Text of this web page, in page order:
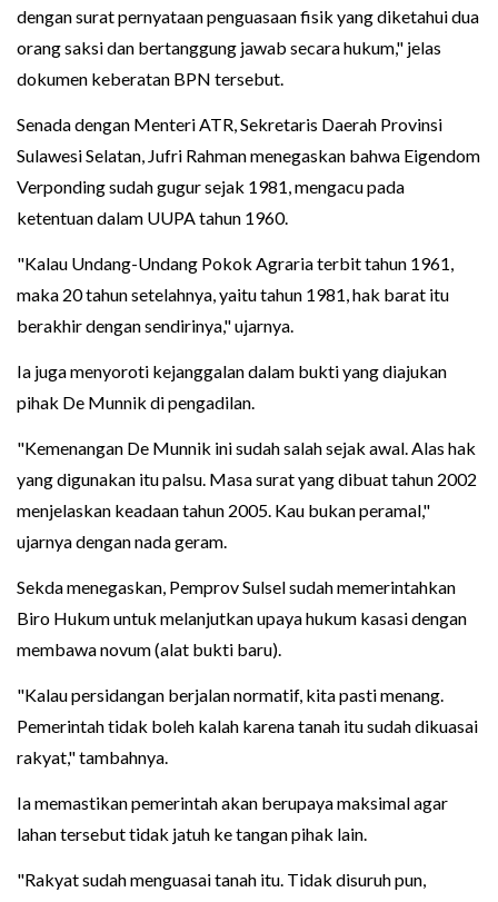
dengan surat pernyataan penguasaan fisik yang diketahui dua
orang saksi dan bertanggung jawab secara hukum," jelas
dokumen keberatan BPN tersebut.
Senada dengan Menteri ATR, Sekretaris Daerah Provinsi
Sulawesi Selatan, Jufri Rahman menegaskan bahwa Eigendom
Verponding sudah gugur sejak 1981, mengacu pada
ketentuan dalam UUPA tahun 1960.
"Kalau Undang-Undang Pokok Agraria terbit tahun 1961,
maka 20 tahun setelahnya, yaitu tahun 1981, hak barat itu
berakhir dengan sendirinya," ujarnya.
Ia juga menyoroti kejanggalan dalam bukti yang diajukan
pihak De Munnik di pengadilan.
"Kemenangan De Munnik ini sudah salah sejak awal. Alas hak
yang digunakan itu palsu. Masa surat yang dibuat tahun 2002
menjelaskan keadaan tahun 2005. Kau bukan peramal,"
ujarnya dengan nada geram.
Sekda menegaskan, Pemprov Sulsel sudah memerintahkan
Biro Hukum untuk melanjutkan upaya hukum kasasi dengan
membawa novum (alat bukti baru).
"Kalau persidangan berjalan normatif, kita pasti menang.
Pemerintah tidak boleh kalah karena tanah itu sudah dikuasai
rakyat," tambahnya.
Ia memastikan pemerintah akan berupaya maksimal agar
lahan tersebut tidak jatuh ke tangan pihak lain.
"Rakyat sudah menguasai tanah itu. Tidak disuruh pun,